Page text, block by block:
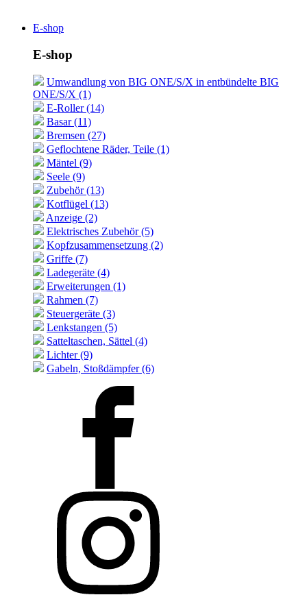
E-shop
E-shop
Umwandlung von BIG ONE/S/X in entbündelte BIG
ONE/S/X (1)
E-Roller (14)
Basar (11)
Bremsen (27)
Geflochtene Räder, Teile (1)
Mäntel (9)
Seele (9)
Zubehör (13)
Kotflügel (13)
Anzeige (2)
Elektrisches Zubehör (5)
Kopfzusammensetzung (2)
Griffe (7)
Ladegeräte (4)
Erweiterungen (1)
Rahmen (7)
Steuergeräte (3)
Lenkstangen (5)
Satteltaschen, Sättel (4)
Lichter (9)
Gabeln, Stoßdämpfer (6)